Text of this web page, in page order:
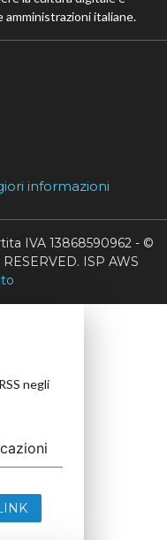
italiane.
informazioni
IVA 13868590962 - ©
ISP AWS
negli